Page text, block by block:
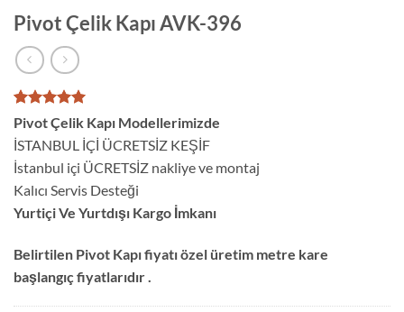
Pivot Çelik Kapı AVK-396
1
müşteri
puanına
dayanarak
5 üzerinden
5puan aldı
Pivot Çelik Kapı Modellerimizde
İSTANBUL İÇİ ÜCRETSİZ KEŞİF
İstanbul içi ÜCRETSİZ nakliye ve montaj
Kalıcı Servis Desteği
Yurtiçi Ve Yurtdışı Kargo İmkanı
Belirtilen Pivot Kapı fiyatı özel üretim metre kare
başlangıç fiyatlarıdır .